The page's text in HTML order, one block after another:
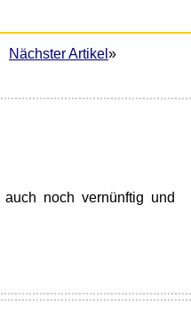
Nächster Artikel »
noch vernünftig und